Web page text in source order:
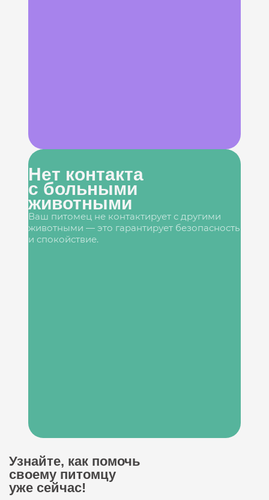
Нет контакта
с больными
животными
Ваш питомец не контактирует с другими
животными — это гарантирует безопасность
и спокойствие.
Узнайте, как помочь
своему питомцу
уже сейчас!